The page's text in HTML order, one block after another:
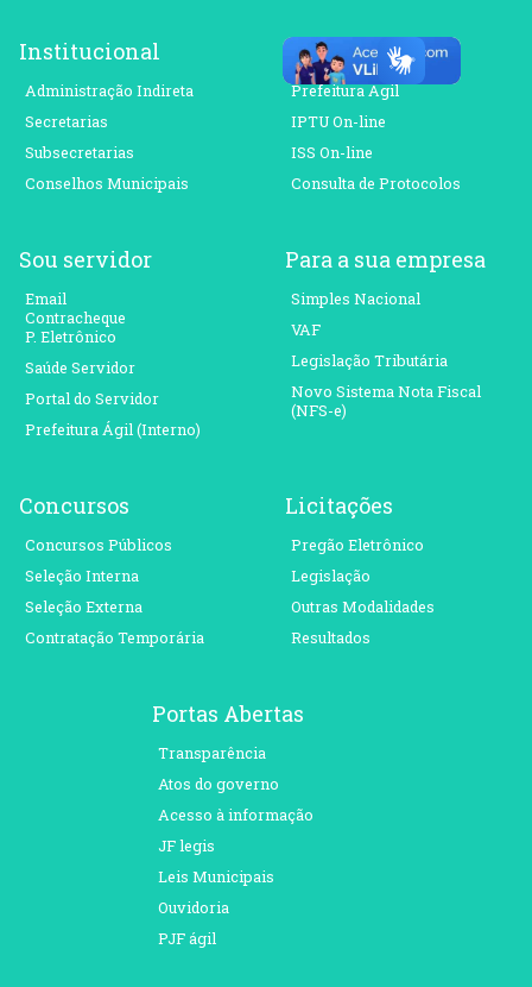
Institucional
Administração Indireta
Secretarias
Subsecretarias
Conselhos Municipais
Para o cidadão
Prefeitura Ágil
IPTU On-line
ISS On-line
Consulta de Protocolos
Sou servidor
Email
Contracheque
P. Eletrônico
Saúde Servidor
Portal do Servidor
Prefeitura Ágil (Interno)
Para a sua empresa
Simples Nacional
VAF
Legislação Tributária
Novo Sistema Nota Fiscal
(NFS-e)
Concursos
Concursos Públicos
Seleção Interna
Seleção Externa
Contratação Temporária
Licitações
Pregão Eletrônico
Legislação
Outras Modalidades
Resultados
Portas Abertas
Transparência
Atos do governo
Acesso à informação
JF legis
Leis Municipais
Ouvidoria
PJF ágil